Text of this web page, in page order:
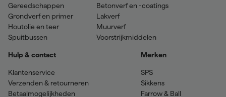
Gereedschappen
Grondverf en primer
Houtolie en teer
Spuitbussen
Betonverf en -coatings
Lakverf
Muurverf
Voorstrijkmiddelen
Hulp & contact
Klantenservice
Verzenden & retourneren
Betaalmogelijkheden
Merken
SPS
Sikkens
Farrow & Ball